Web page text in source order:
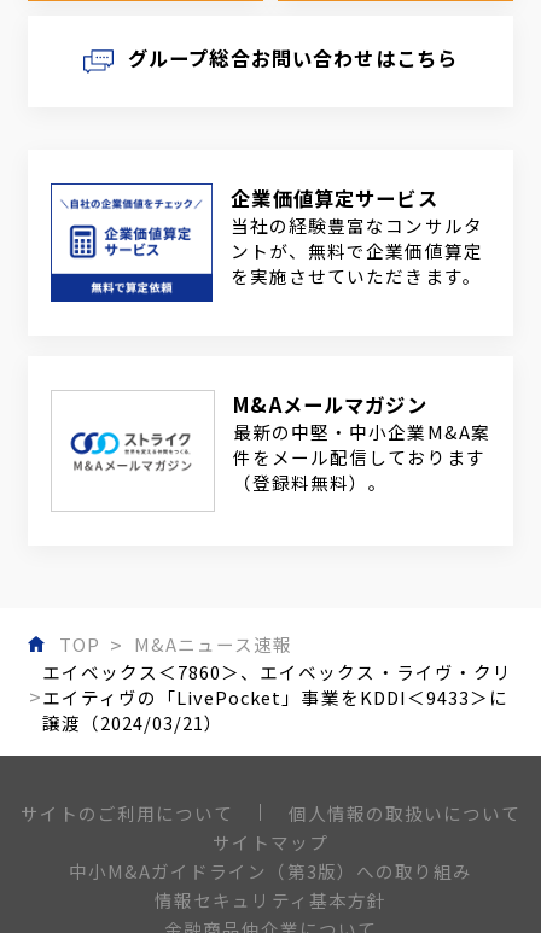
グループ総合お問い合わせはこちら
企業価値算定サービス
当社の経験豊富なコンサルタ
ントが、無料で企業価値算定
を実施させていただきます。
M&Aメールマガジン
最新の中堅・中小企業M&A案
件をメール配信しております
（登録料無料）。
TOP
M&Aニュース速報
エイベックス＜7860＞、エイベックス・ライヴ・クリ
エイティヴの「LivePocket」事業をKDDI＜9433＞に
譲渡（2024/03/21）
サイトのご利用について
個人情報の取扱いについて
サイトマップ
中小M&Aガイドライン（第3版）への取り組み
情報セキュリティ基本方針